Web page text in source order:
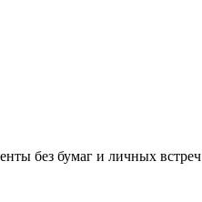
без бумаг и личных встреч